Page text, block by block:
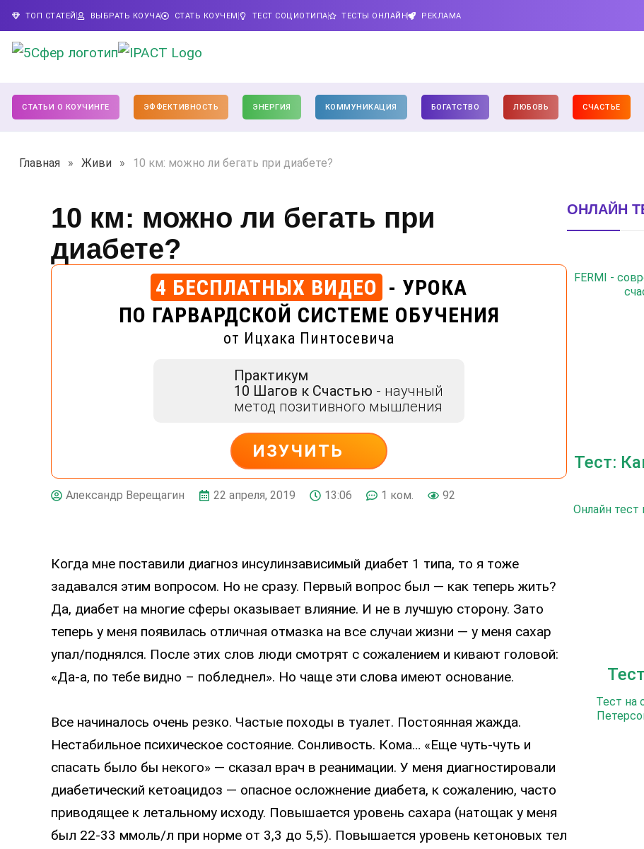
ТОП СТАТЕЙ ВЫБРАТЬ КОУЧА СТАТЬ КОУЧЕМ ТЕСТ СОЦИОТИПА ТЕСТЫ ОНЛАЙН РЕКЛАМА
СТАТЬИ О КОУЧИНГЕ ЭФФЕКТИВНОСТЬ ЭНЕРГИЯ КОММУНИКАЦИЯ БОГАТСТВО ЛЮБОВЬ СЧАСТЬЕ
Главная » Живи » 10 км: можно ли бегать при диабете?
10 км: можно ли бегать при
диабете?
4 БЕСПЛАТНЫХ ВИДЕО - УРОКА
ПО ГАРВАРДСКОЙ СИСТЕМЕ ОБУЧЕНИЯ
от Ицхака Пинтосевича
Практикум
10 Шагов к Счастью - научный
метод позитивного мышления
ИЗУЧИТЬ
ДЕЙСТВУЙ
Александр Верещагин 22 апреля, 2019 13:06 1 ком. 92
Когда мне поставили диагноз инсулинзависимый диабет 1 типа, то я тоже
задавался этим вопросом. Но не сразу. Первый вопрос был — как теперь жить?
Да, диабет на многие сферы оказывает влияние. И не в лучшую сторону. Зато
теперь у меня появилась отличная отмазка на все случаи жизни — у меня сахар
упал/поднялся. После этих слов люди смотрят с сожалением и кивают головой:
«Да-а, по тебе видно – побледнел». Но чаще эти слова имеют основание.
Все начиналось очень резко. Частые походы в туалет. Постоянная жажда.
Нестабильное психическое состояние. Сонливость. Кома… «Еще чуть-чуть и
спасать было бы некого» — сказал врач в реанимации. У меня диагностировали
диабетический кетоацидоз — опасное осложнение диабета, к сожалению, часто
приводящее к летальному исходу. Повышается уровень сахара (натощак у меня
был 22-33 ммоль/л при норме от 3,3 до 5,5). Повышается уровень кетоновых тел
ОНЛАЙН
FERMI -
Тест:
Онлайн тест
Тест на